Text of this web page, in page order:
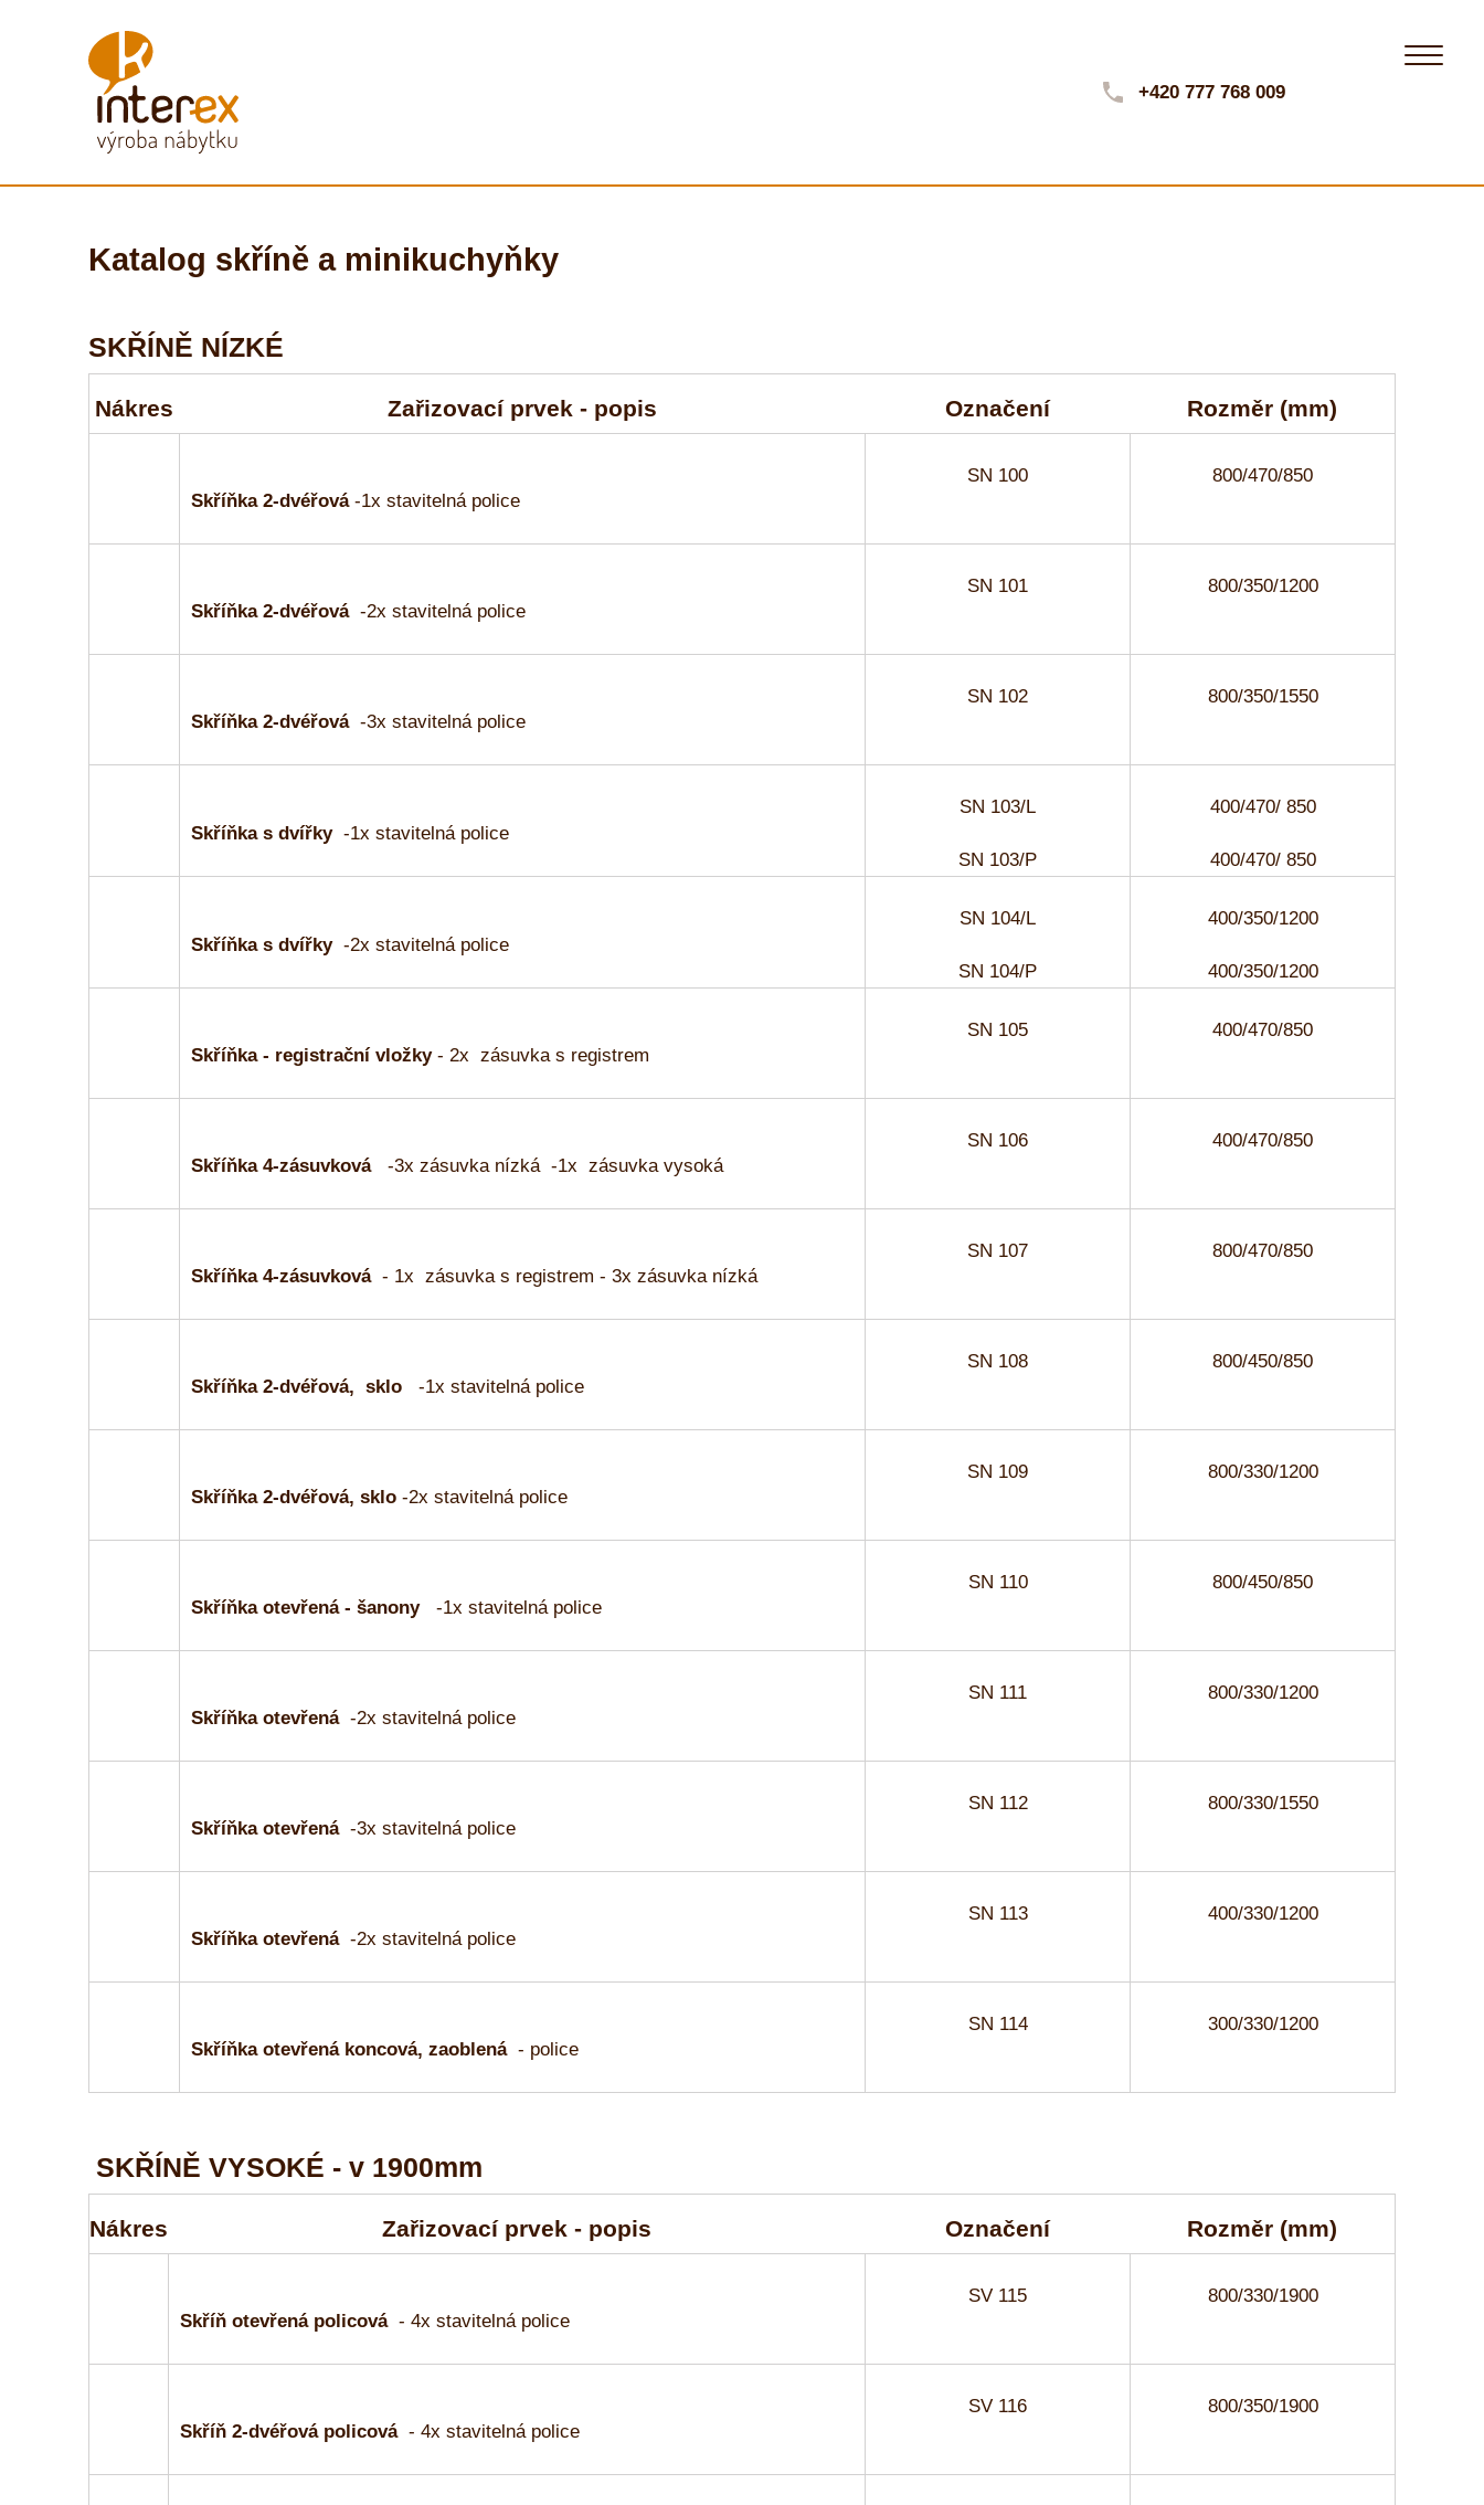
+420 777 768 009
Katalog skříně a minikuchyňky
SKŘÍNĚ NÍZKÉ
Nákres Zařizovací prvek - popis Označení Rozměr (mm)
Skříňka 2-dvéřová-1x stavitelná police
SN 100 800/470/850
Skříňka 2-dvéřová -2x stavitelná police
SN 101 800/350/1200
Skříňka 2-dvéřová -3x stavitelná police
SN 102 800/350/1550
Skříňka s dvířky -1x stavitelná police
SN 103/L
SN 103/P
400/470/ 850
400/470/ 850
Skříňka s dvířky -2x stavitelná police
SN 104/L
SN 104/P
400/350/1200
400/350/1200
Skříňka - registrační vložky- 2x zásuvka s registrem
SN 105 400/470/850
Skříňka 4-zásuvková -3x zásuvka nízká -1x zásuvka vysoká
SN 106 400/470/850
Skříňka 4-zásuvková - 1x zásuvka s registrem - 3x zásuvka nízká
SN 107 800/470/850
Skříňka 2-dvéřová, sklo -1x stavitelná police
SN 108 800/450/850
Skříňka 2-dvéřová, sklo -2x stavitelná police
SN 109 800/330/1200
Skříňka otevřená - šanony -1x stavitelná police
SN 110 800/450/850
Skříňka otevřená -2x stavitelná police
SN 111 800/330/1200
Skříňka otevřená -3x stavitelná police
SN 112 800/330/1550
Skříňka otevřená -2x stavitelná police
SN 113 400/330/1200
Skříňka otevřená koncová, zaoblená - police
SN 114 300/330/1200
SKŘÍNĚ VYSOKÉ - v 1900mm
Nákres Zařizovací prvek - popis Označení Rozměr (mm)
Skříň otevřená policová - 4x stavitelná police
SV 115 800/330/1900
Skříň 2-dvéřová policová - 4x stavitelná police
SV 116 800/350/1900